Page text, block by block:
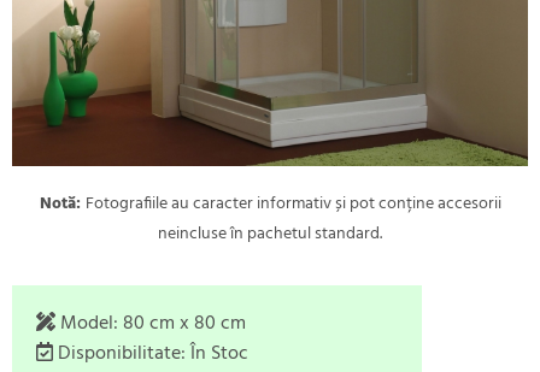
Notă: Fotografiile au caracter informativ și pot conține accesorii
neincluse în pachetul standard.
Model: 80 cm x 80 cm
Disponibilitate:În Stoc